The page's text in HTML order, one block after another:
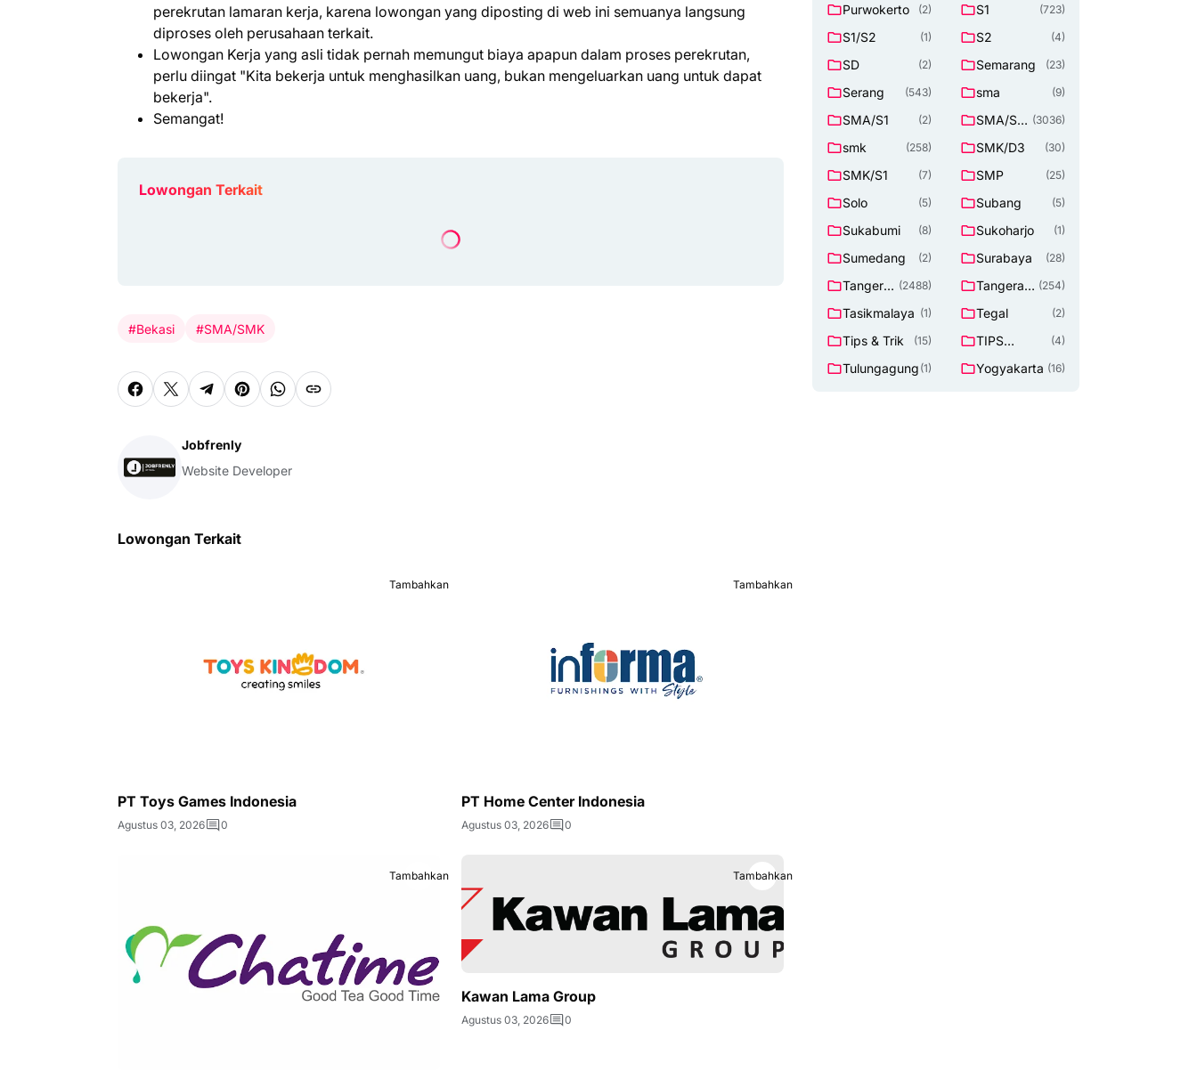
perekrutan lamaran kerja, karena lowongan yang diposting di web ini semuanya langsung
diproses oleh perusahaan terkait.
Lowongan Kerja yang asli tidak pernah memungut biaya apapun dalam proses perekrutan,
perlu diingat "Kita bekerja untuk menghasilkan uang, bukan mengeluarkan uang untuk dapat
bekerja".
Semangat!
Lowongan Terkait
#Bekasi #SMA/SMK
Jobfrenly
Website Developer
Lowongan Terkait
Tambahkan
PT Toys Games Indonesia
Agustus 03, 2026 0
Tambahkan
PT Home Center Indonesia
Agustus 03, 2026 0
Tambahkan Tambahkan
Kawan Lama Group
Agustus 03, 2026 0
Purwokerto (2) S1 (723)
S1/S2 (1) S2 (4)
SD (2) Semarang (23)
Serang (543) sma (9)
SMA/S1 (2)
SMA/SM (3036)
smk (258) SMK/D3 (30)
SMK/S1 (7) SMP (25)
Solo (5) Subang (5)
Sukabumi (8) Sukoharjo (1)
Sumedang (2) Surabaya (28)
Tangeran (2488)
Tangeran
(254)
Tasikmalaya (1) Tegal (2)
Tips & Trik (15)
TIPS
Kerja
(4)
Tulungagung (1) Yogyakarta (16)